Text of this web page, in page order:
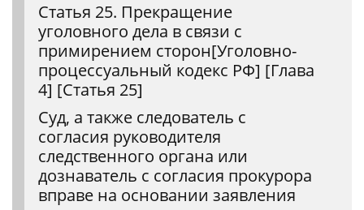
Статья 25. Прекращение
уголовного дела в связи с
примирением сторон[Уголовно-
процессуальный кодекс РФ] [Глава
4] [Статья 25]
Суд, а также следователь с
согласия руководителя
следственного органа или
дознаватель с согласия прокурора
вправе на основании заявления